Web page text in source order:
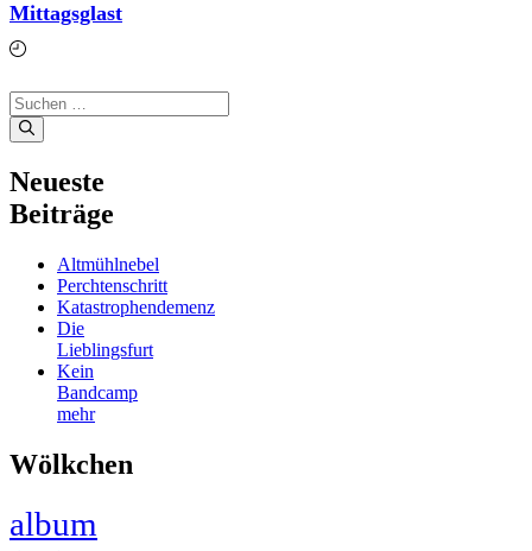
Mittagsglast
Suchen
nach:
Neueste
Beiträge
Altmühlnebel
Perchtenschritt
Katastrophendemenz
Die
Lieblingsfurt
Kein
Bandcamp
mehr
Wölkchen
album